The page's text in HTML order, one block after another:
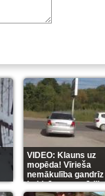
VIDEO: Klauns uz
mopēda! Vīrieša
nemākulība gandrīz
beidzās ar tragēdiju
(289)